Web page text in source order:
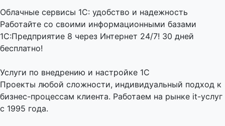
Облачные сервисы 1С: удобство и надежность
Работайте со своими информационными базами
1С:Предприятие 8 через Интернет 24/7! 30 дней
бесплатно!
Услуги по внедрению и настройке 1С
Проекты любой сложности, индивидуальный подход к
бизнес-процессам клиента. Работаем на рынке it-услуг
с 1995 года.